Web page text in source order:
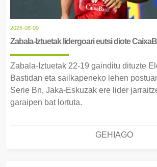
2026-08-09
Zabala-Iztuetak lidergoari eutsi diote
Zabala-Iztuetak 22-19 gainditu dituzte
Bastidan eta sailkapeneko lehen
Serie Bn, Jaka-Eskuzak ere lider
garaipen bat lortuta.
GEHIAGO